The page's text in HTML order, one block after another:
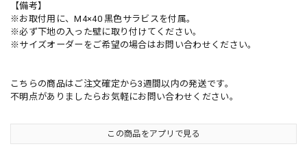
【備考】
※お取付用に、M4×40 黒色サラビスを付属。
※必ず下地の入った壁に取り付けてください。
※サイズオーダーをご希望の場合はお問い合わせください。
こちらの商品はご注文確定から3週間以内の発送です。
不明点がありましたらお気軽にお問い合わせください。
この商品をアプリで見る